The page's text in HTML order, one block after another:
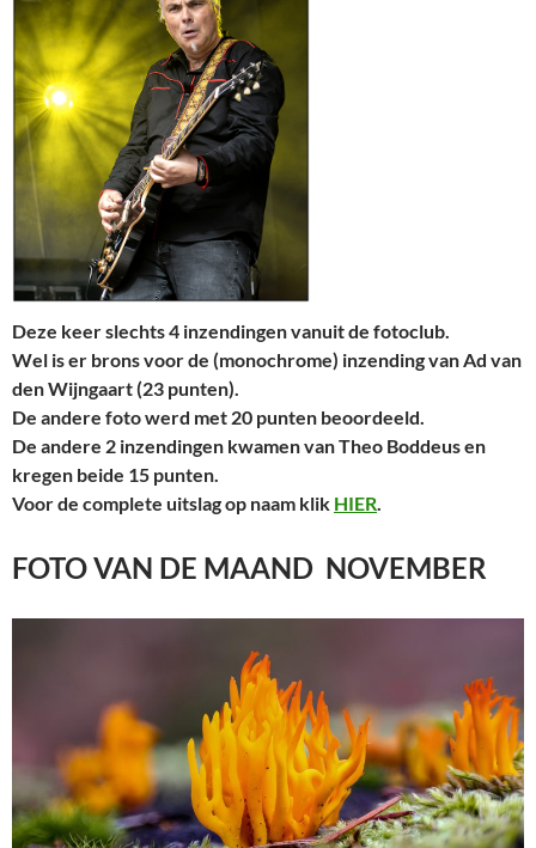
Deze keer slechts 4 inzendingen vanuit de fotoclub.
Wel is er brons voor de (monochrome) inzending van Ad van
den Wijngaart (23 punten).
De andere foto werd met 20 punten beoordeeld.
De andere 2 inzendingen kwamen van Theo Boddeus en
kregen beide 15 punten.
Voor de complete uitslag op naam klik HIER
FOTO VAN DE MAAND NOVEMBER